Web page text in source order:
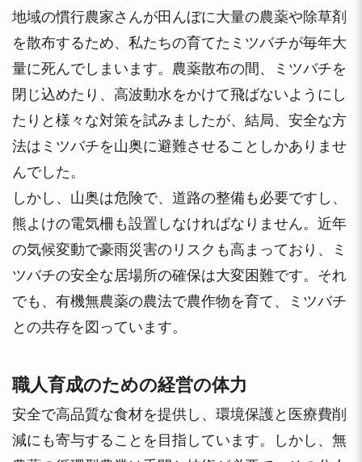
地域の慣行農家さんが田んぼに大量の農薬や除草剤
を散布するため、私たちの育てたミツバチが毎年大
量に死んでしまいます。農薬散布の間、ミツバチを
閉じ込めたり、高波動水をかけて飛ばないようにし
たりと様々な対策を試みましたが、結局、安全な方
法はミツバチを山奥に避難させることしかありませ
んでした。
しかし、山奥は危険で、道路の整備も必要ですし、
熊よけの電気柵も設置しなければなりません。近年
の気候変動で豪雨災害のリスクも高まっており、ミ
ツバチの安全な居場所の確保は大変困難です。それ
でも、有機無農薬の農法で農作物を育て、ミツバチ
との共存を図っています。
職人育成のための経営の体力
安全で高品質な食材を提供し、環境保護と医療費削
減にも寄与することを目指しています。しかし、無